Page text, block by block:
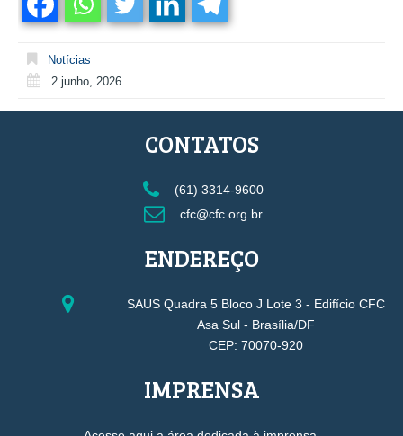
Notícias
2 junho, 2026
CONTATOS
(61) 3314-9600
cfc@cfc.org.br
ENDEREÇO
SAUS Quadra 5 Bloco J Lote 3 - Edifício CFC
Asa Sul - Brasília/DF
CEP: 70070-920
IMPRENSA